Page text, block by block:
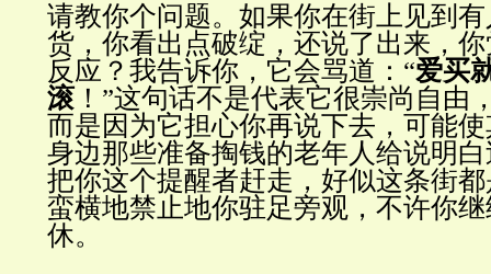
请教你个问题。如果你在街上见到
货，你看出点破绽，还说了出来，
反应？我告诉你，它会骂道：“爱买
滚！”这句话不是代表它很崇尚自由
而是因为它担心你再说下去，可能
身边那些准备掏钱的老年人给说明
把你这个提醒者赶走，好似这条街
蛮横地禁止地你驻足旁观，不许你
休。